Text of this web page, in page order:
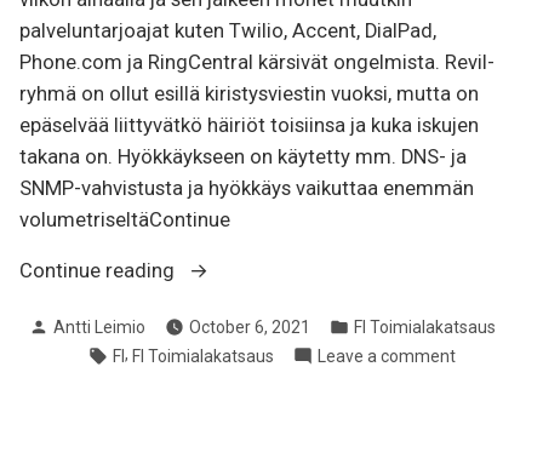
palveluntarjoajat kuten Twilio, Accent, DialPad,
Phone.com ja RingCentral kärsivät ongelmista. Revil-
ryhmä on ollut esillä kiristysviestin vuoksi, mutta on
epäselvää liittyvätkö häiriöt toisiinsa ja kuka iskujen
takana on. Hyökkäykseen on käytetty mm. DNS- ja
SNMP-vahvistusta ja hyökkäys vaikuttaa enemmän
volumetriseltäContinue
Continue reading
“[FI]
katsaus
2021-
Posted
Antti Leimio October 6, 2021
Posted
in
FI Toimialakatsaus
Tags:
FI, FI Toimialakatsaus Leave a commenton